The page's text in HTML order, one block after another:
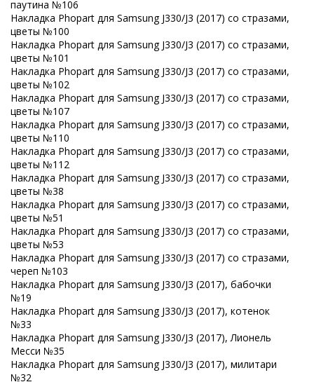
паутина №106
Накладка Phopart для Samsung J330/J3 (2017) со стразами,
цветы №100
Накладка Phopart для Samsung J330/J3 (2017) со стразами,
цветы №101
Накладка Phopart для Samsung J330/J3 (2017) со стразами,
цветы №102
Накладка Phopart для Samsung J330/J3 (2017) со стразами,
цветы №107
Накладка Phopart для Samsung J330/J3 (2017) со стразами,
цветы №110
Накладка Phopart для Samsung J330/J3 (2017) со стразами,
цветы №112
Накладка Phopart для Samsung J330/J3 (2017) со стразами,
цветы №38
Накладка Phopart для Samsung J330/J3 (2017) со стразами,
цветы №51
Накладка Phopart для Samsung J330/J3 (2017) со стразами,
цветы №53
Накладка Phopart для Samsung J330/J3 (2017) со стразами,
череп №103
Накладка Phopart для Samsung J330/J3 (2017), бабочки
№19
Накладка Phopart для Samsung J330/J3 (2017), котенок
№33
Накладка Phopart для Samsung J330/J3 (2017), Лионель
Месси №35
Накладка Phopart для Samsung J330/J3 (2017), милитари
№32